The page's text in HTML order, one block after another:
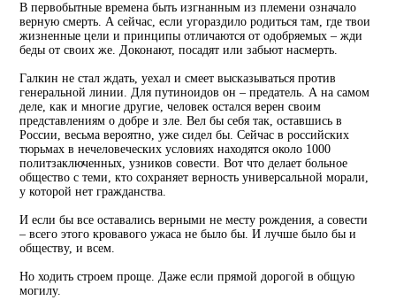
В первобытные времена быть изгнанным из племени означало
верную смерть. А сейчас, если угораздило родиться там, где твои
жизненные цели и принципы отличаются от одобряемых – жди
беды от своих же. Доконают, посадят или забьют насмерть.
Галкин не стал ждать, уехал и смеет высказываться против
генеральной линии. Для путиноидов он – предатель. А на самом
деле, как и многие другие, человек остался верен своим
представлениям о добре и зле. Вел бы себя так, оставшись в
России, весьма вероятно, уже сидел бы. Сейчас в российских
тюрьмах в нечеловеческих условиях находятся около 1000
политзаключенных, узников совести. Вот что делает больное
общество с теми, кто сохраняет верность универсальной морали,
у которой нет гражданства.
И если бы все оставались верными не месту рождения, а совести
– всего этого кровавого ужаса не было бы. И лучше было бы и
обществу, и всем.
Но ходить строем проще. Даже если прямой дорогой в общую
могилу.